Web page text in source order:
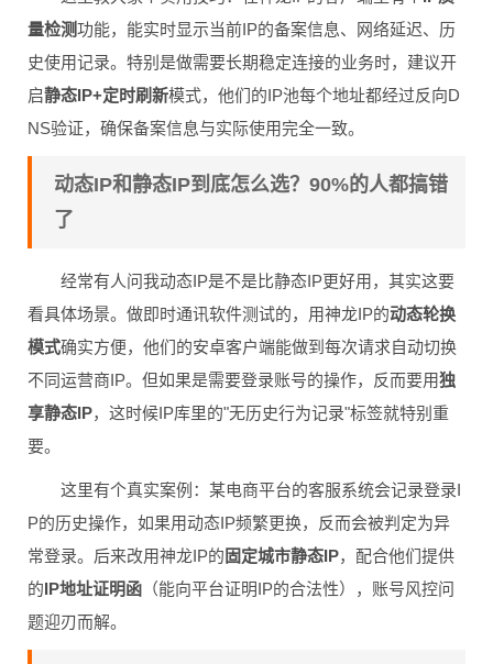
量检测功能，能实时显示当前IP的备案信息、网络延迟、历
史使用记录。特别是做需要长期稳定连接的业务时，建议开
启静态IP+定时刷新模式，他们的IP池每个地址都经过反向D
NS验证，确保备案信息与实际使用完全一致。
动态IP和静态IP到底怎么选？90%的人都搞错
了
经常有人问我动态IP是不是比静态IP更好用，其实这要
看具体场景。做即时通讯软件测试的，用神龙IP的动态轮换
模式确实方便，他们的安卓客户端能做到每次请求自动切换
不同运营商IP。但如果是需要登录账号的操作，反而要用独
享静态IP，这时候IP库里的"无历史行为记录"标签就特别重
要。
这里有个真实案例：某电商平台的客服系统会记录登录I
P的历史操作，如果用动态IP频繁更换，反而会被判定为异
常登录。后来改用神龙IP的 固定城市静态IP，配合他们提供
的IP地址证明函 （能向平台证明IP的合法性），账号风控问
题迎刃而解。